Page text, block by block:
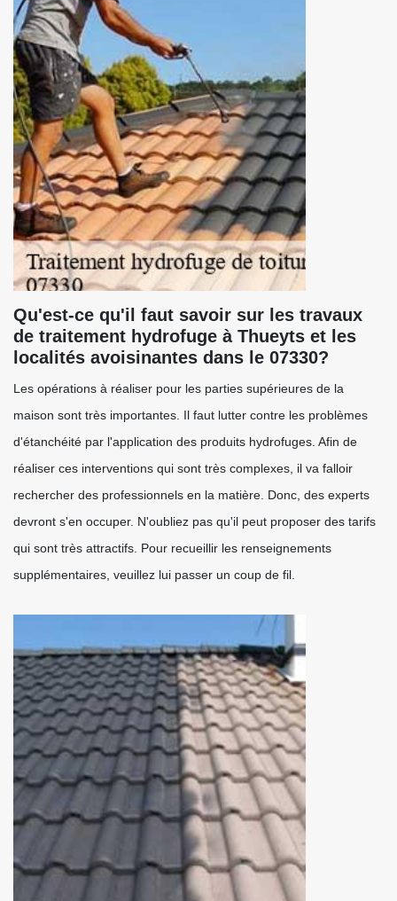
Qu'est-ce qu'il faut savoir sur les travaux
de traitement hydrofuge à Thueyts et les
localités avoisinantes dans le 07330?
Les opérations à réaliser pour les parties supérieures de la
maison sont très importantes. Il faut lutter contre les problèmes
d'étanchéité par l'application des produits hydrofuges. Afin de
réaliser ces interventions qui sont très complexes, il va falloir
rechercher des professionnels en la matière. Donc, des experts
devront s'en occuper. N'oubliez pas qu'il peut proposer des tarifs
qui sont très attractifs. Pour recueillir les renseignements
supplémentaires, veuillez lui passer un coup de fil.